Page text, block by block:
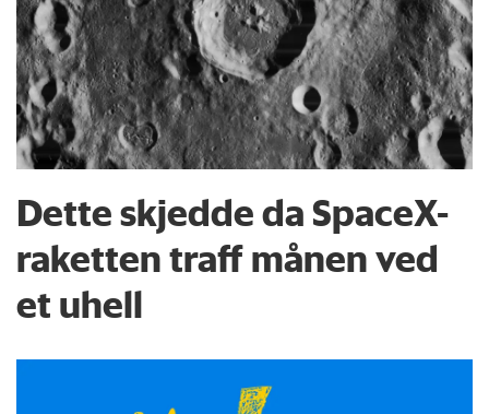
Dette skjedde da SpaceX-
raketten traff månen ved
et uhell